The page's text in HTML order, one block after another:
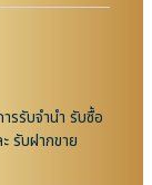
รรับจำนำ รับซื้อ
รับฝากขาย